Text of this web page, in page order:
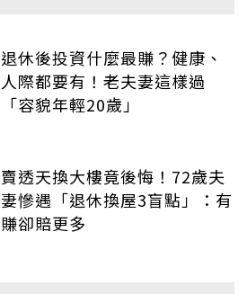
退休後投資什麼最賺？健康、
人際都要有！老夫妻這樣過
「容貌年輕20歲」
賣透天換大樓竟後悔！72歲夫
妻慘遇「退休換屋3盲點」：有
賺卻賠更多